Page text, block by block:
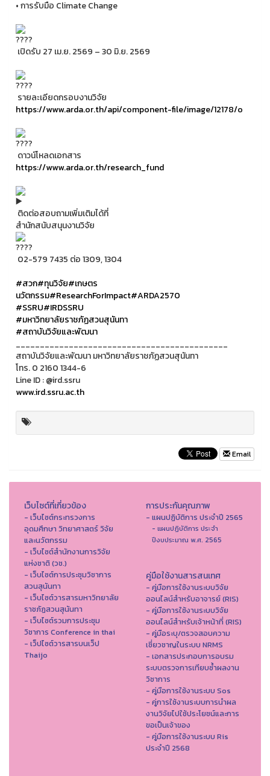
• การรับมือ Climate Change
เปิดรับ 27 เม.ย. 2569 – 30 มิ.ย. 2569
รายละเอียดกรอบงานวิจัย
https://www.arda.or.th/api/component-file/image/12178/o
ดาวน์โหลดเอกสาร
https://www.arda.or.th/research_fund
ติดต่อสอบถามเพิ่มเติมได้ที่
สำนักสนับสนุนงานวิจัย
02-579 7435 ต่อ 1309, 1304
#สวก#ทุนวิจัย#เกษตร
นวัตกรรม#ResearchForImpact#ARDA2570
#SSRU#IRDSSRU
#มหาวิทยาลัยราชภัฏสวนสุนันทา
#สถาบันวิจัยและพัฒนา
____________________________________________
สถาบันวิจัยและพัฒนา มหาวิทยาลัยราชภัฏสวนสุนันทา
โทร. 0 2160 1344-6
Line ID : @ird.ssru
www.ird.ssru.ac.th
Email
เว็บไซต์ที่เกี่ยวข้อง
- เว็บไซต์กระทรวงการ
อุดมศึกษา วิทยาศาสตร์ วิจัย
และนวัตกรรม
- เว็บไซต์สำนักงานการวิจัย
แห่งชาติ (วช.)
- เว็บไซต์การประชุมวิชาการ
สวนสุนันทา
- เว็บไซต์วารสารมหาวิทยาลัย
ราชภัฏสวนสุนันทา
- เว็บไซต์รวมการประชุม
วิชาการ Conference in thai
- เว็ปไซต์วารสารบนเว็ป
Thaijo
การประกันคุณภาพ
- แผนปฏิบัติการ ประจำปี 2565
- แผนปฏิบัติการ ประจำ
ปีงบประมาณ พ.ศ. 2565
คู่มือใช้งานสารสนเทศ
- คู่มือการใช้งานระบบวิจัย
ออนไลน์สำหรับอาจารย์ (RIS)
- คู่มือการใช้งานระบบวิจัย
ออนไลน์สำหรับเจ้าหน้าที่ (RIS)
- คู่มือระบุ/ตรวจสอบความ
เชี่ยวชาญในระบบ NRMS
- เอกสารประกอบการอบรม
ระบบตรวจการเทียบซ้ำผลงาน
วิชาการ
- คู่มือการใช้งานระบบ Sos
- คู่การใช้งานระบบการนำผล
งานวิจัยไปใช้ประโยชน์และการ
ขอเป็นเจ้าของ
- คู่มือการใช้งานระบบ Ris
ประจำปี 2568